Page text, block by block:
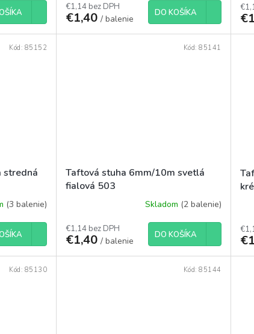
€1,14 bez DPH
€1,40/ balenie
DO KOŠÍKA
stredná
(3 balenie)
Kód: 85152
Taftová stuha 6mm/10m svetlá
fialová 503
Skladom (2 balenie)
€1,14 bez DPH
€1,40/ balenie
DO KOŠÍKA
Kód:85141
Kód: 85130 Kód:85144